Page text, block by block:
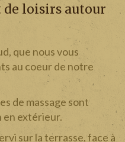
de loisirs autour
que nous vous
au coeur de notre
de massage sont
en extérieur.
sur la terrasse, face à